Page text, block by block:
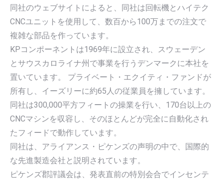
同社のウェブサイトによると、同社は回転機とハイテク
CNCユニットを使用して、数百から100万までの注文で
複雑な部品を作っています。
KPコンポーネントは1969年に設立され、スウェーデン
とサウスカロライナ州で事業を行うデンマークに本社を
置いています。 プライベート・エクイティ・ファンドが
所有し、イーズリーに約65人の従業員を擁しています。
同社は300,000平方フィートの操業を行い、170台以上の
CNCマシンを収容し、そのほとんどが完全に自動化され
たフィードで動作しています。
同社は、アライアンス・ピケンズの声明の中で、国際的
な先進製造会社と説明されています。
ピケンズ郡評議会は、発表直前の特別会合でインセンテ